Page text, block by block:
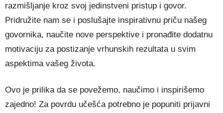
razmišljanje kroz svoj jedinstveni pristup i govor.
Pridružite nam se i poslušajte inspirativnu priču našeg
govornika, naučite nove perspektive i pronađite dodatnu
motivaciju za postizanje vrhunskih rezultata u svim
aspektima vašeg života.
Ovo je prilika da se povežemo, naučimo i inspirišemo
zajedno! Za povrdu učešća potrebno je popuniti prijavni